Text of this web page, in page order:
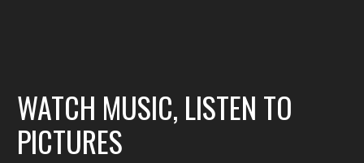
WATCH MUSIC, LISTEN TO
PICTURES